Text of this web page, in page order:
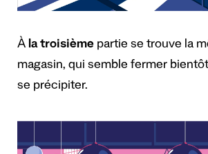
À la troisième partie se trouve la
magasin, qui semble fermer
se précipiter.